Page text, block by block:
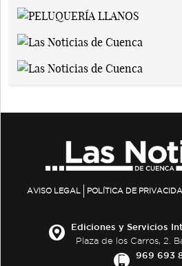
AVISO LEGAL POLÍTICA DE
Ediciones y Servicios
Plaza de los Carros, 2.
969 693